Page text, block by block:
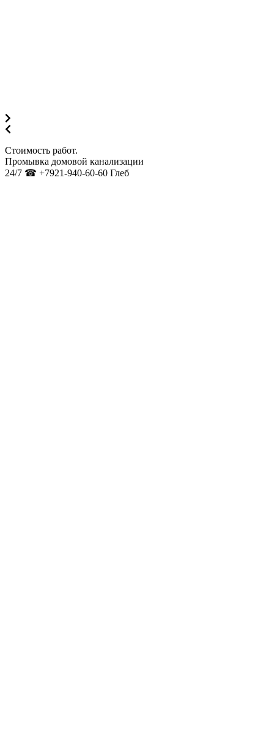
Стоимость работ.
Промывка домовой канализации
24/7 ☎ +7921-940-60-60 Глеб